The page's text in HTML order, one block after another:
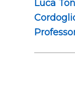
Luca